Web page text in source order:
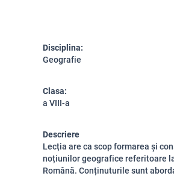
Disciplina:
Geografie
Clasa:
a VIII-a
Descriere
Lecția are ca scop formarea și
noțiunilor geografice referitoare
Română. Conținuturile sunt